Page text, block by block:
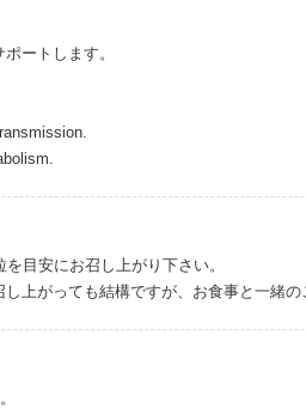
ートします。
目安にお召し上がり下さい。
し上がっても結構ですが、お食事と一緒の